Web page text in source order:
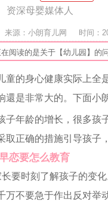
资深母婴媒体人
来源：小朗育儿网 时间：
阅读的是关于【幼儿园】的
童的身心健康实际上全
還是非常大的。下面小
子年龄的增长，很多孩
取正确的措施引导孩子
恋要怎么教育
长要时刻了解孩子的变
万不要急于作出反对举